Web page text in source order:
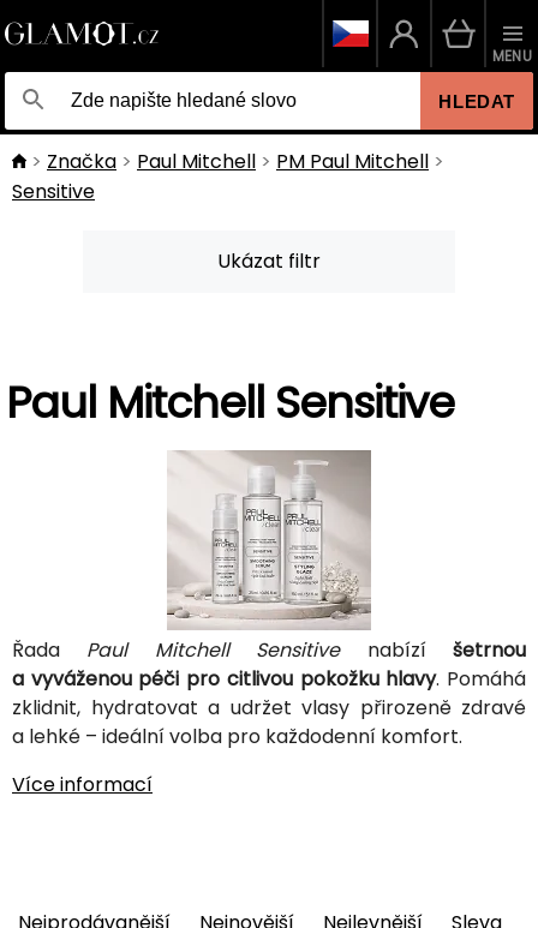
HLEDAT
MENU
Značka Paul Mitchell
PM Paul Mitchell
Sensitive
Ukázat filtr
Paul Mitchell Sensitive
Řada Paul Mitchell Sensitivenabízíšetrnou
a vyváženou péči pro citlivou pokožku hlavy. Pomáhá
zklidnit, hydratovat a udržet vlasy přirozeně zdravé
a lehké – ideální volba pro každodenní komfort.
Více informací